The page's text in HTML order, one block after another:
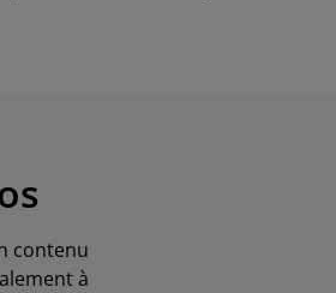
contenu
à